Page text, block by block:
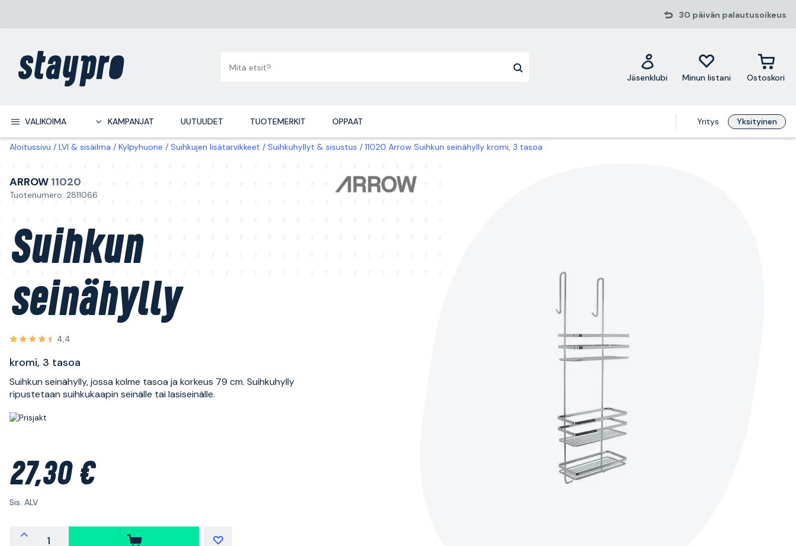
30 päivän palautusoikeus
Jäsenklubi Minun listani Ostoskori
VALIKOIMA KAMPANJAT UUTUUDET TUOTEMERKIT OPPAAT Yritys Yksityinen
Aloitussivu LVI & sisäilma Kylpyhuone Suihkujen lisätarvikkeet Suihkuhyllyt & sisustus 11020 Arrow Suihkun seinähylly kromi, 3 tasoa
ARROW 11020
Tuotenumero: 2811066
Suihkun
seinähylly
4,4
kromi, 3 tasoa
Suihkun seinähylly, jossa kolme tasoa ja korkeus 79 cm. Suihkuhylly
ripustetaan suihkukaapin seinälle tai lasiseinälle.
27,30 €
Sis. ALV